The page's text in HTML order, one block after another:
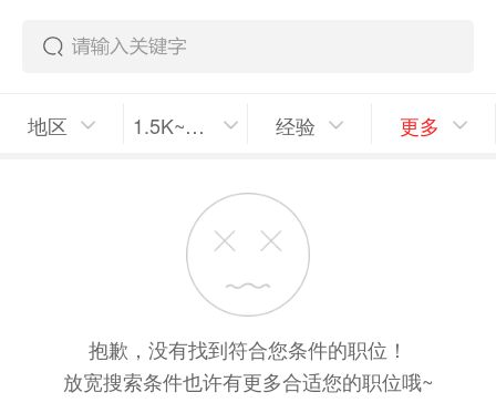
地区 1.5K~2K/月 经验 更多
抱歉，没有找到符合您条件的职位！
放宽搜索条件也许有更多合适您的职位哦~